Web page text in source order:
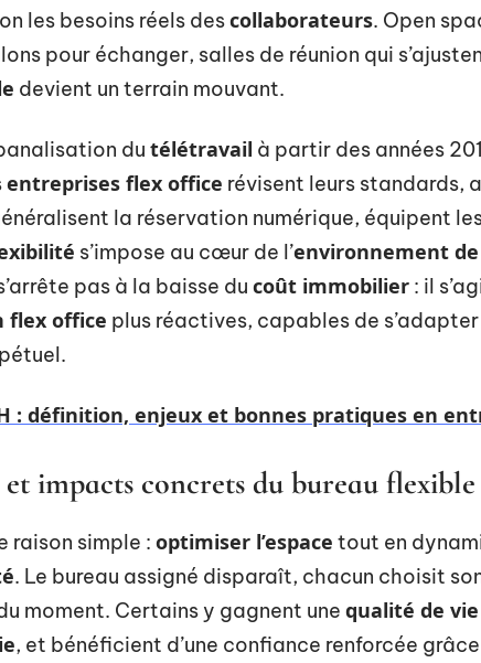
les besoins réels descollaborateurs. Open
pour échanger, salles de réunion qui
devient un terrain mouvant.
du télétravail à partir des années
entreprises flex office révisent leurs standards,
la réservation numérique, équipent
s’impose au cœur de l’environnement
pas à la baisse du coût immobilier : il
flex office plus réactives, capables de
: définition, enjeux et bonnes pratiques en
impacts concrets du bureau flexible
raison simple : optimiser l’espace tout en
. Le bureau assigné disparaît, chacun choisit
moment. Certains y gagnent une qualité de
, et bénéficient d’une confiance renforcée grâce